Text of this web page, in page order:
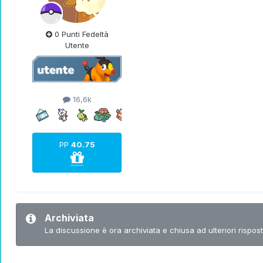
0 Punti Fedeltà
Utente
16,6k
PP 40.75
Archiviata
La discussione è ora archiviata e chiusa ad ulteriori